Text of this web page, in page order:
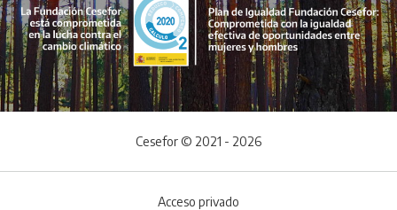
Cesefor © 2021 - 2026
Acceso privado